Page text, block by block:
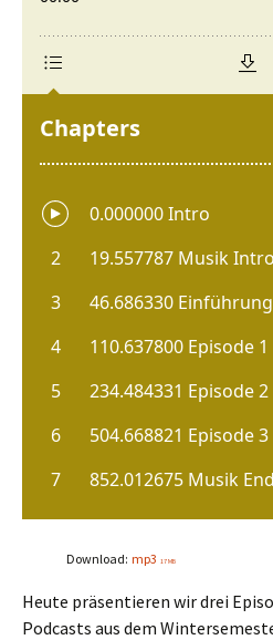
Download: mp3 17 MB
Heute präsentieren wir drei
Podcasts aus dem